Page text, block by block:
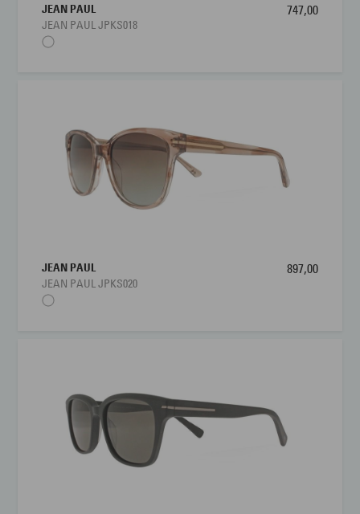
JEAN PAUL
JEAN PAUL JPKS018
747,00
JEAN PAUL
JEAN PAUL JPKS020
897,00